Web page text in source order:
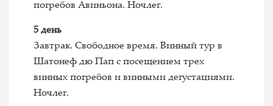
погребов Авиньона. Ночлег.
5 день
Завтрак. Свободное время. Винный тур в
Шатонеф дю Пап с посещением трех
винных погребов и винными дегустациями.
Ночлег.